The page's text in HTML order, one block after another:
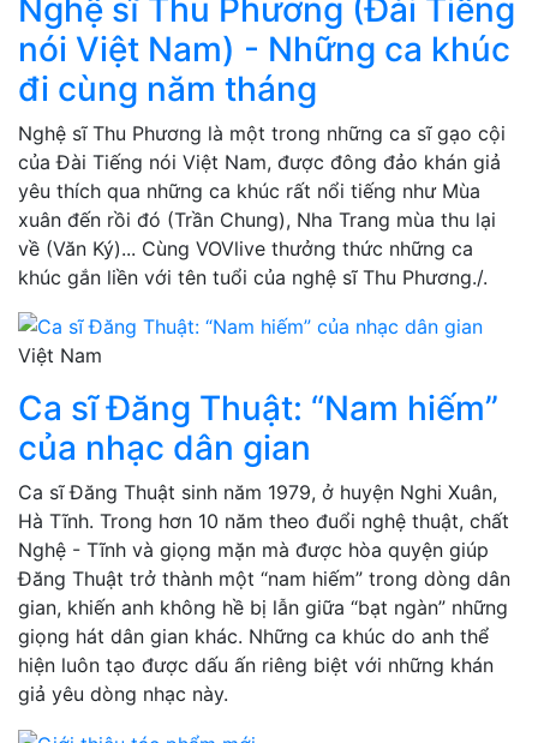
Nghệ sĩ Thu Phương (Đài Tiếng
nói Việt Nam) - Những ca khúc
đi cùng năm tháng
Nghệ sĩ Thu Phương là một trong những ca sĩ gạo cội
của Đài Tiếng nói Việt Nam, được đông đảo khán giả
yêu thích qua những ca khúc rất nổi tiếng như Mùa
xuân đến rồi đó (Trần Chung), Nha Trang mùa thu lại
về (Văn Ký)... Cùng VOVlive thưởng thức những ca
khúc gắn liền với tên tuổi của nghệ sĩ Thu Phương./.
Việt Nam
Ca sĩ Đăng Thuật: “Nam hiếm”
của nhạc dân gian
Ca sĩ Đăng Thuật sinh năm 1979, ở huyện Nghi Xuân,
Hà Tĩnh. Trong hơn 10 năm theo đuổi nghệ thuật, chất
Nghệ - Tĩnh và giọng mặn mà được hòa quyện giúp
Đăng Thuật trở thành một “nam hiếm” trong dòng dân
gian, khiến anh không hề bị lẫn giữa “bạt ngàn” những
giọng hát dân gian khác. Những ca khúc do anh thể
hiện luôn tạo được dấu ấn riêng biệt với những khán
giả yêu dòng nhạc này.